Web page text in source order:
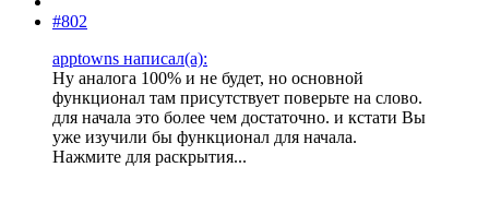
#802
apptowns написал(а):
Ну аналога 100% и не будет, но основной
функционал там присутствует поверьте на слово.
для начала это более чем достаточно. и кстати Вы
уже изучили бы функционал для начала.
Нажмите для раскрытия...